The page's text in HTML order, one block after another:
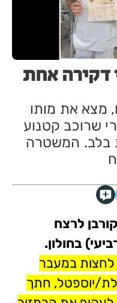
דקירה אחת
52 מבת ים, מצא את מותו
שרוכב קטנוע
בלב. המשטרה
לרצח
בחולון.
לחצות במעבר
יוספטל, חתך